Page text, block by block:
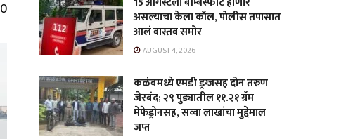
0
असल्याचा केला कॉल, पोलीस तपासात
आलं वास्तव समोर
AUGUST 4, 2026
कळंबमध्ये एमडी ड्रग्जसह दोन तरुण
जेरबंद; २९ पुड्यातील ११.२१ ग्रॅम
मेफेड्रोनसह, सव्वा लाखांचा मुद्देमाल
जप्त